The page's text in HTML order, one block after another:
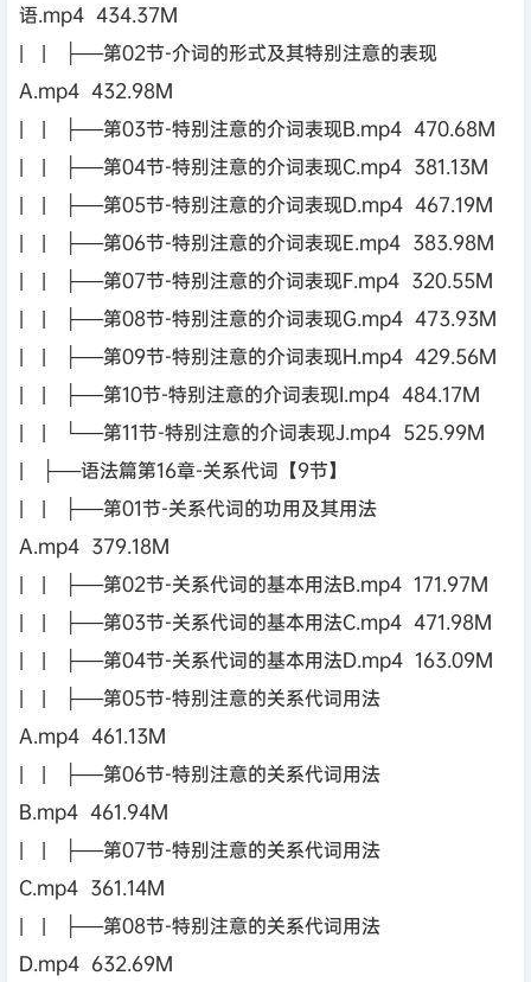
语.mp4 434.37M
| | ├──第02节-介词的形式及其特别注意的表现
A.mp4 432.98M
| | ├──第03节-特别注意的介词表现B.mp4 470.68M
| | ├──第04节-特别注意的介词表现C.mp4 381.13M
| | ├──第05节-特别注意的介词表现D.mp4 467.19M
| | ├──第06节-特别注意的介词表现E.mp4 383.98M
| | ├──第07节-特别注意的介词表现F.mp4 320.55M
| | ├──第08节-特别注意的介词表现G.mp4 473.93M
| | ├──第09节-特别注意的介词表现H.mp4 429.56M
| | ├──第10节-特别注意的介词表现I.mp4 484.17M
| | └──第11节-特别注意的介词表现J.mp4 525.99M
| ├──语法篇第16章-关系代词【9节】
| | ├──第01节-关系代词的功用及其用法
A.mp4 379.18M
| | ├──第02节-关系代词的基本用法B.mp4 171.97M
| | ├──第03节-关系代词的基本用法C.mp4 471.98M
| | ├──第04节-关系代词的基本用法D.mp4 163.09M
| | ├──第05节-特别注意的关系代词用法
A.mp4 461.13M
| | ├──第06节-特别注意的关系代词用法
B.mp4 461.94M
| | ├──第07节-特别注意的关系代词用法
C.mp4 361.14M
| | ├──第08节-特别注意的关系代词用法
D.mp4 632.69M